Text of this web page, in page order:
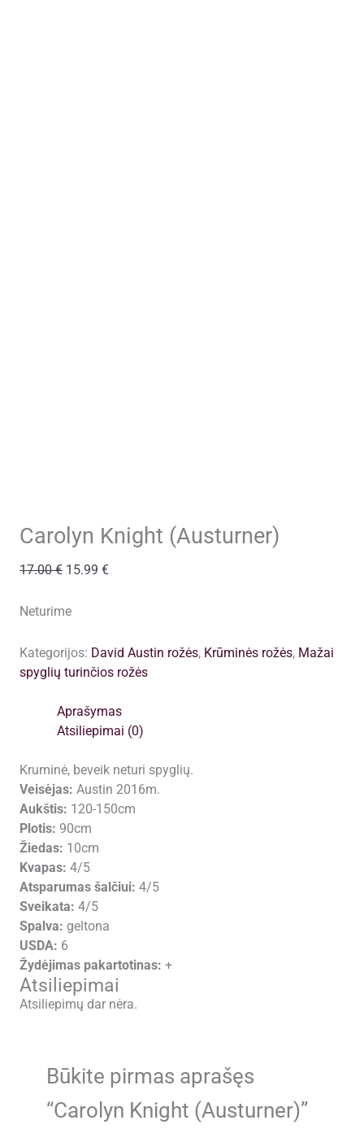
Carolyn Knight (Austurner)
17.00€ Original
was:
15.99 €Current
Neturime
Kategorijos: David Austin rožės, Krūminės rožės, Mažai
spyglių turinčios rožės
Aprašymas
Atsiliepimai (0)
Kruminė, beveik neturi spyglių.
Veisėjas: Austin 2016m.
Aukštis: 120-150cm
Plotis: 90cm
Žiedas: 10cm
Kvapas: 4/5
Atsparumas šalčiui: 4/5
Sveikata: 4/5
Spalva: geltona
USDA: 6
Žydėjimas pakartotinas: +
Atsiliepimai
Atsiliepimų dar nėra.
Būkite pirmas aprašęs
“Carolyn Knight (Austurner)”